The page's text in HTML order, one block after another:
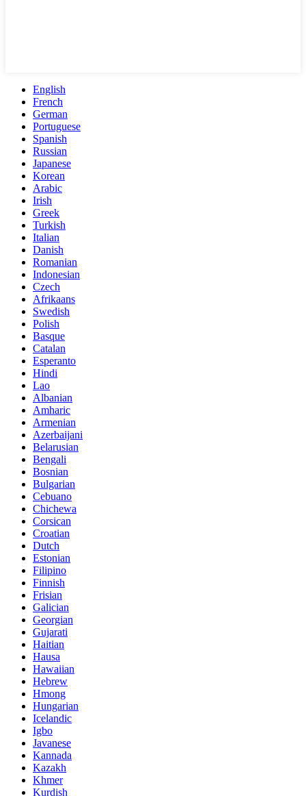
English
French
German
Portuguese
Spanish
Russian
Japanese
Korean
Arabic
Irish
Greek
Turkish
Italian
Danish
Romanian
Indonesian
Czech
Afrikaans
Swedish
Polish
Basque
Catalan
Esperanto
Hindi
Lao
Albanian
Amharic
Armenian
Azerbaijani
Belarusian
Bengali
Bosnian
Bulgarian
Cebuano
Chichewa
Corsican
Croatian
Dutch
Estonian
Filipino
Finnish
Frisian
Galician
Georgian
Gujarati
Haitian
Hausa
Hawaiian
Hebrew
Hmong
Hungarian
Icelandic
Igbo
Javanese
Kannada
Kazakh
Khmer
Kurdish